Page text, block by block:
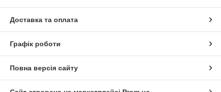
Доставка та оплата
Графік роботи
Повна версія сайту